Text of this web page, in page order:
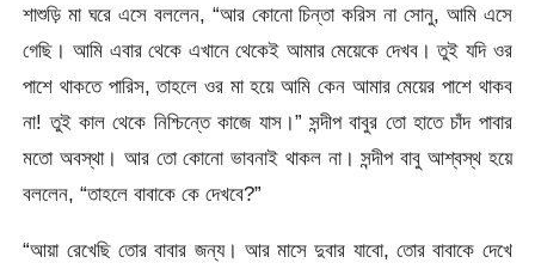
শাশুড়ি মা ঘরে এসে বললেন, “আর কোনো চিন্তা করিস না সোনু, আমি এসে
গেছি। আমি এবার থেকে এখানে থেকেই আমার মেয়েকে দেখব। তুই যদি ওর
পাশে থাকতে পারিস, তাহলে ওর মা হয়ে আমি কেন আমার মেয়ের পাশে থাকব
না! তুই কাল থেকে নিশ্চিন্তে কাজে যাস।” সন্দীপ বাবুর তো হাতে চাঁদ পাবার
মতো অবস্থা। আর তো কোনো ভাবনাই থাকল না। সন্দীপ বাবু আশ্বস্থ হয়ে
বললেন, “তাহলে বাবাকে কে দেখবে?”
“আয়া রেখেছি তোর বাবার জন্য। আর মাসে দুবার যাবো, তোর বাবাকে দেখে